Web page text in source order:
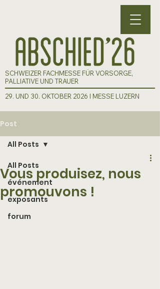
SCHWEIZER FACHMESSE FÜR VORSORGE,
PALLIATIVE UND TRAUER
29. UND 30. OKTOBER 2026 I MESSE LUZERN
Post
All Posts
événement
exposants
forum
All Posts
Vous produisez, nous
promouvons !